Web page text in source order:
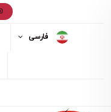
فارسی